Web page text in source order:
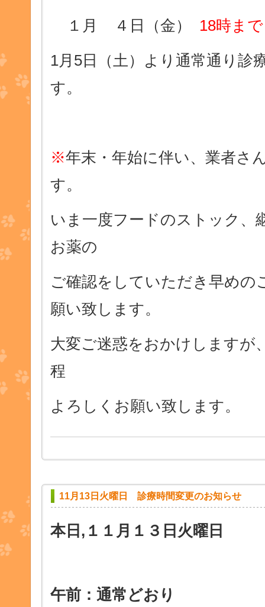
１月 ４日（金） 18時まで
1月 5日（土）より通常通り診
す。
※年末・年始に伴い、業者さ
す。
いま一度フードのストック、
お薬の
ご確認をしていただき早めの
願い致します。
大変ご迷惑をおかけしますが
程
よろしくお願い致します。
11月13日火曜日 診療時間変更のお知らせ
本日, １１月１３日火曜日
午前：通常どおり